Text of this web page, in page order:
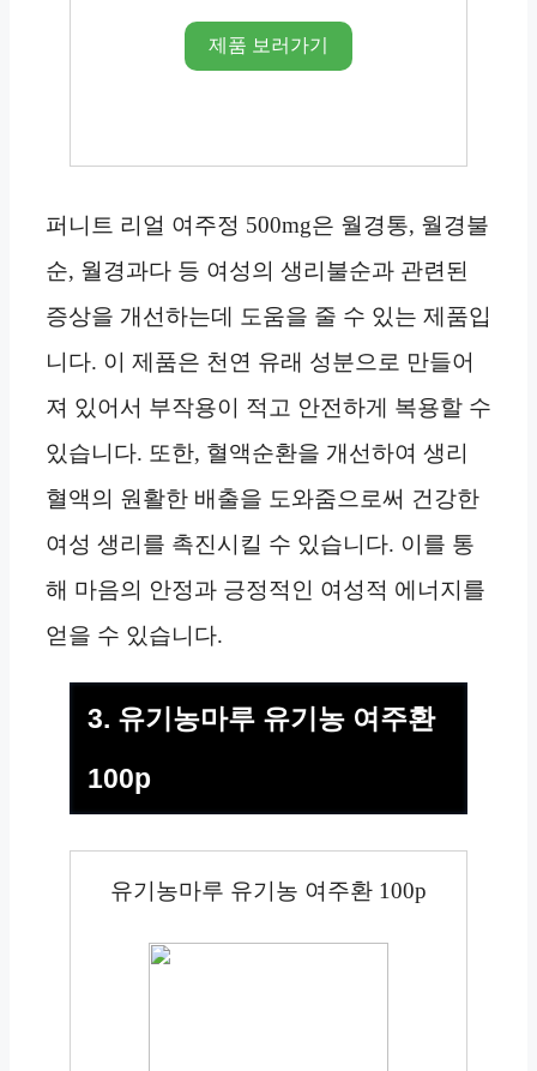
제품 보러가기
퍼니트 리얼 여주정 500mg은 월경통, 월경불
순, 월경과다 등 여성의 생리불순과 관련된
증상을 개선하는데 도움을 줄 수 있는 제품입
니다. 이 제품은 천연 유래 성분으로 만들어
져 있어서 부작용이 적고 안전하게 복용할 수
있습니다. 또한, 혈액순환을 개선하여 생리
혈액의 원활한 배출을 도와줌으로써 건강한
여성 생리를 촉진시킬 수 있습니다. 이를 통
해 마음의 안정과 긍정적인 여성적 에너지를
얻을 수 있습니다.
3. 유기농마루 유기농 여주환
100p
유기농마루 유기농 여주환 100p